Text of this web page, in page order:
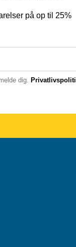
på op til 25%
dig.